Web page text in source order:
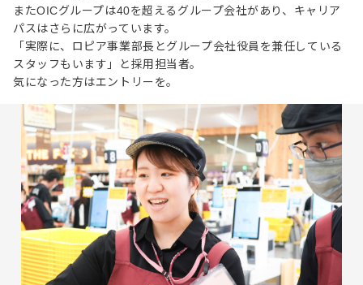
またOICグループは40を超えるグループ会社があり、キャリア
パスはさらに広がっています。
「実際に、ロピア事業部長とグループ会社役員を兼任している
スタッフもいます」と採用担当者。
気になった方はエントリーを。